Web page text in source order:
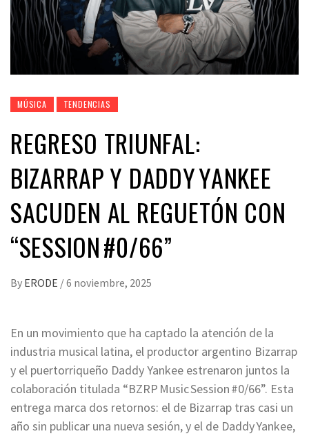
MÚSICA TENDENCIAS
REGRESO TRIUNFAL:
BIZARRAP Y DADDY YANKEE
SACUDEN AL REGUETÓN CON
“SESSION #0/66”
By ERODE /6 noviembre, 2025
En un movimiento que ha captado la atención de la
industria musical latina, el productor argentino ‎Bizarrap
y el puertorriqueño ‎Daddy Yankee estrenaron juntos la
colaboración titulada “BZRP Music Session #0/66”. Esta
entrega marca dos retornos: el de Bizarrap tras casi un
año sin publicar una nueva sesión, y el de Daddy Yankee,